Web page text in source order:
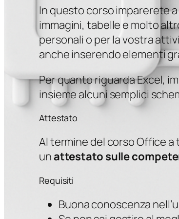
In questo corso imparerete
immagini, tabelle e molto
personali o per la vostra
anche inserendo elementi
Per quanto riguarda Excel,
insieme alcuni semplici
Attestato
Al termine del corso Office
unattestato sulle
Requisiti
Buona conoscenza